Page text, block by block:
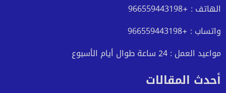
الهاتف : +966559443198
واتساب : +966559443198
مواعيد العمل : 24 ساعة طوال أيام الأسبوع
أحدث المقالات